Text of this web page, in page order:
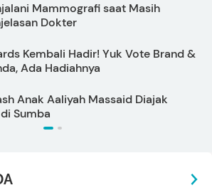
Mammografi saat Masih
Dokter
Kembali Hadir! Yuk Vote Brand &
Ada Hadiahnya
Anak Aaliyah Massaid Diajak
Sumba